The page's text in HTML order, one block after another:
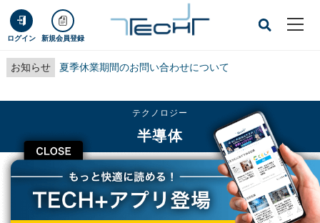
ログイン 新規会員登録
お知らせ 夏季休業期間のお問い合わせについて
CLOSE
テクノロジー
半導体
TECH+ テクノロジー
半導体
KIBO ROBOT PROJECT、ISSで若田宇宙飛行士と対話するロボットの名称を決